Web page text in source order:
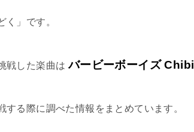
く」です。
戦した楽曲はバービーボーイズ Chibi
する際に調べた情報をまとめています。